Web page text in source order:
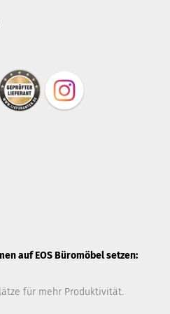
auf EOS Büromöbel setzen:
für mehr Produktivität.